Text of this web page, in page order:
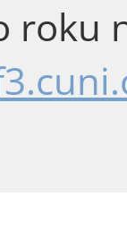
roku